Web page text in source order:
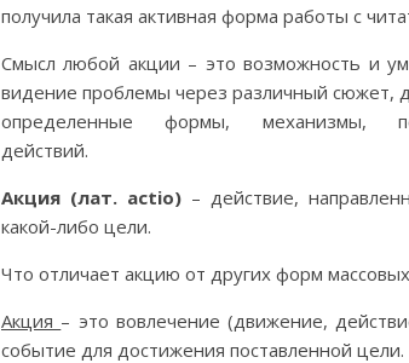
получила такая активная форма работы с
Cмысл любой акции – это возможность и
видение проблемы через различный сюжет,
определенные формы, механизмы,
действий.
Акция (лат. actio) – действие,
какой-либо цели.
Что отличает акцию от других форм
Акция – это вовлечение (движение,
событие для достижения поставленной цели.